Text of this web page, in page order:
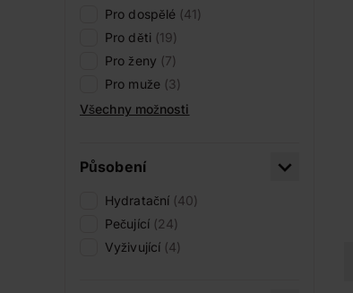
Pro dospělé (41)
Pro děti (19)
Pro ženy (7)
Pro muže (3)
Všechny možnosti
Působení
Hydratační (40)
Pečující (24)
Vyživující (4)